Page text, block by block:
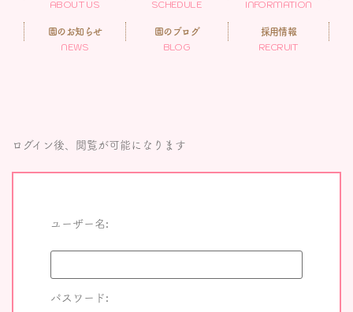
ABOUT US
SCHEDULE
INFORMATION
園のお知らせ
NEWS
園のブログ
BLOG
採用情報
RECRUIT
ログイン後、閲覧が可能になります
ユーザー名:
パスワード: